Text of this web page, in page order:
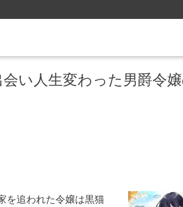
い人生変わった男爵令
を追われた令嬢は黒猫